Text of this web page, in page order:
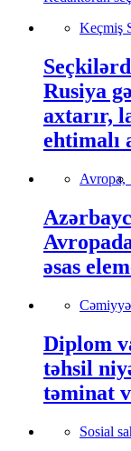
Keçmiş
Rusiya
axtarır,
ehtimalı
Avropa,
əsas
Diplom
təhsil
təminat
Sosial